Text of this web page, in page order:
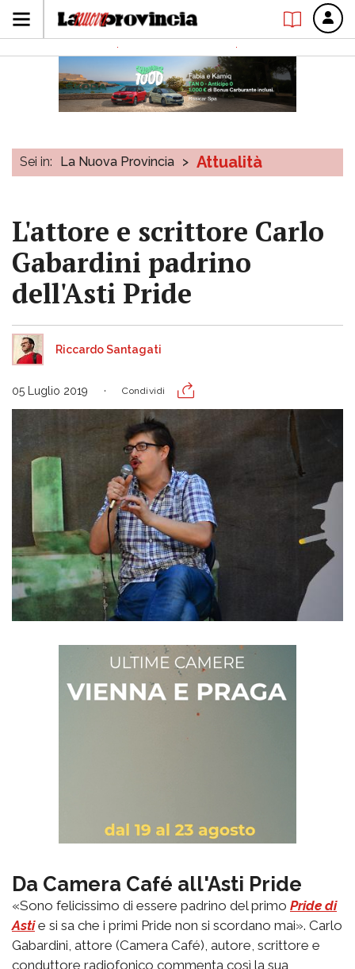
Sei in: La Nuova Provincia > Attualità
L'attore e scrittore Carlo
Gabardini padrino
dell'Asti Pride
Riccardo Santagati
05 Luglio 2019 Condividi
Da Camera Café all'Asti Pride
«Sono felicissimo di essere padrino del primo Pride di
Astie si sa che i primi Pride non si scordano mai». Carlo
Gabardini, attore (Camera Café), autore, scrittore e
conduttore radiofonico commenta così la sua